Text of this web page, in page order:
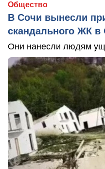
Общество
В Сочи вынесли
скандального ЖК в
Они нанесли людям